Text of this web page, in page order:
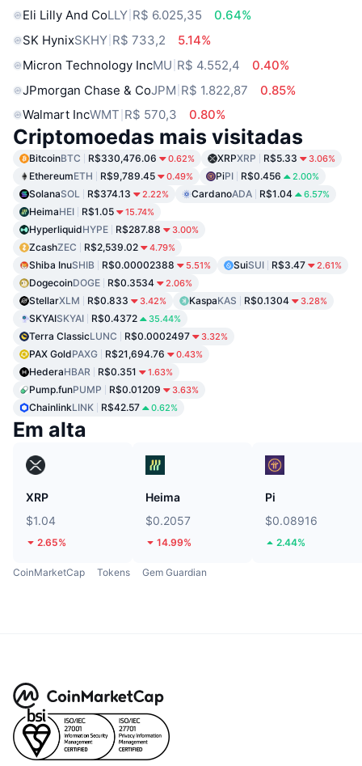
Eli Lilly And CoLLY R$ 6.025,35
0.64%
SK HynixSKHY R$ 733,2
5.14%
Micron Technology IncMU R$ 4.552,4
0.40%
JPmorgan Chase & CoJPM R$ 1.822,87
0.85%
Walmart IncWMT R$ 570,3 0.80%
Criptomoedas mais visitadas
BitcoinBTC R$330,476.06 0.62% XRPXRP R$5.33 3.06%
EthereumETH R$9,789.45 0.49% PiPI R$0.456 2.00%
SolanaSOL R$374.13 2.22% CardanoADA R$1.04 6.57%
HeimaHEI R$1.05 15.74%
HyperliquidHYPE R$287.88 3.00%
ZcashZEC R$2,539.02 4.79%
Shiba InuSHIB R$0.00002388 5.51% SuiSUI R$3.47 2.61%
DogecoinDOGE R$0.3534 2.06%
StellarXLM R$0.833 3.42% KaspaKAS R$0.1304 3.28%
SKYAISKYAI R$0.4372 35.44%
Terra ClassicLUNC R$0.0002497 3.32%
PAX GoldPAXG R$21,694.76 0.43%
HederaHBAR R$0.351 1.63%
Pump.funPUMP R$0.01209 3.63%
ChainlinkLINK R$42.57 0.62%
Em alta
XRP
$1.04
2.65%
Heima
$0.2057
14.99%
Pi
$0.08916
2.44%
CoinMarketCap Tokens Gem Guardian